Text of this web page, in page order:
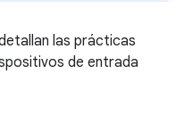
las prácticas
de entrada